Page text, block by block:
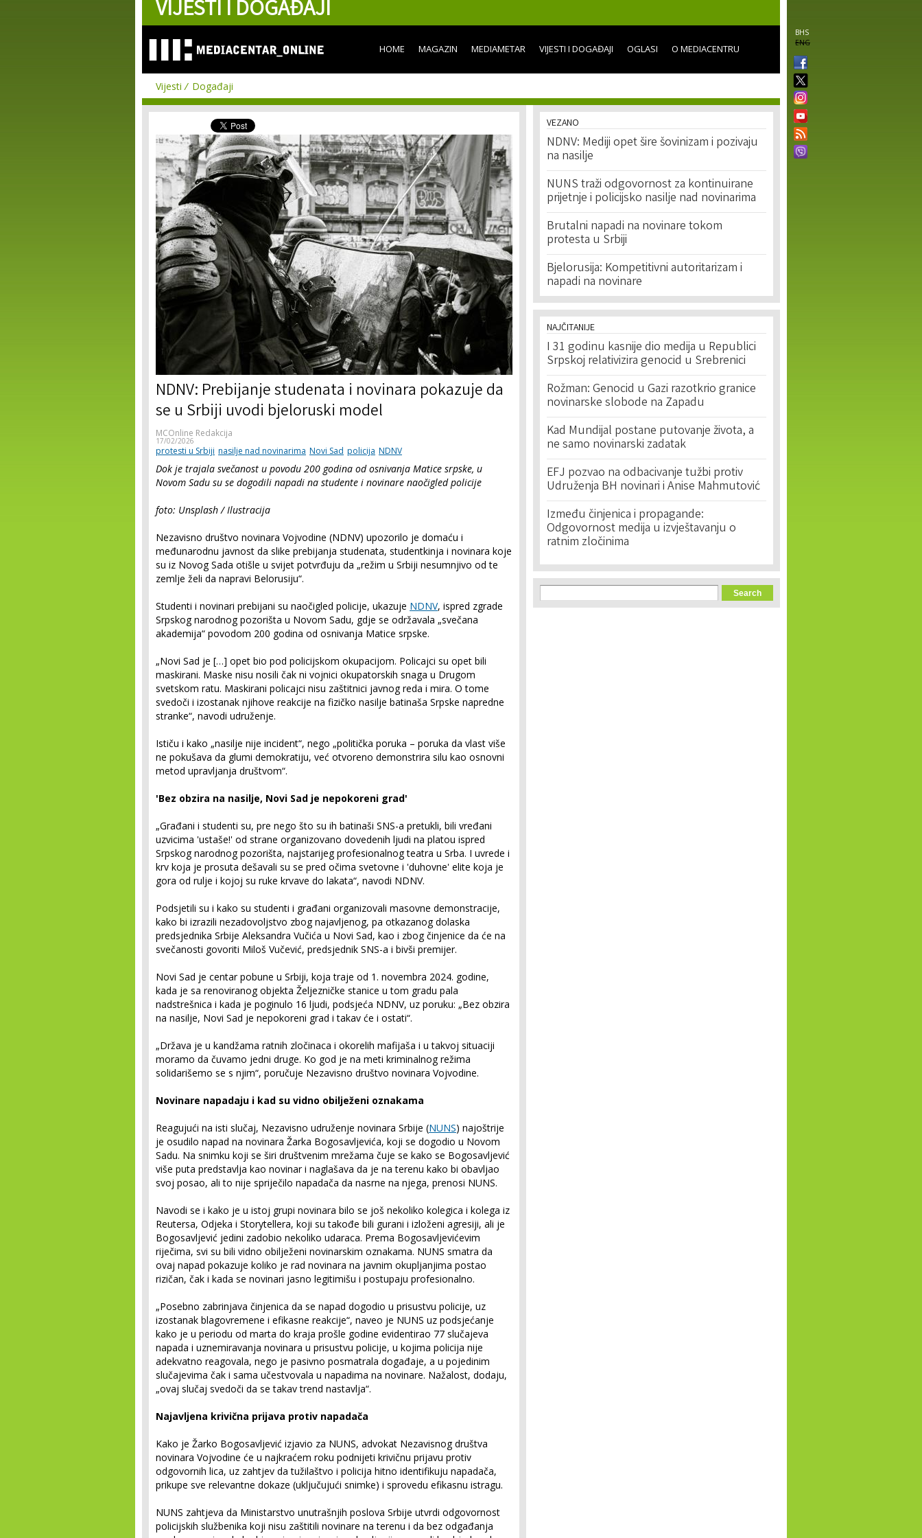
content
VIJESTI I DOGAĐAJI
BHS
ENG
HOME MAGAZIN MEDIAMETAR VIJESTI I DOGAĐAJI OGLASI O MEDIACENTRU
Vijesti Događaji
NDNV: Prebijanje studenata i novinara pokazuje da
se u Srbiji uvodi bjeloruski model
MCOnline Redakcija
17/02/2026
protesti u Srbiji nasilje nad novinarima Novi Sad policija NDNV
Dok je trajala svečanost u povodu 200 godina od osnivanja Matice srpske, u
Novom Sadu su se dogodili napadi na studente i novinare naočigled policije
foto: Unsplash / Ilustracija
Nezavisno društvo novinara Vojvodine (NDNV) upozorilo je domaću i
međunarodnu javnost da slike prebijanja studenata, studentkinja i novinara koje
su iz Novog Sada otišle u svijet potvrđuju da „režim u Srbiji nesumnjivo od te
zemlje želi da napravi Belorusiju“.
Studenti i novinari prebijani su naočigled policije, ukazuje NDNV, ispred zgrade
Srpskog narodnog pozorišta u Novom Sadu, gdje se održavala „svečana
akademija“ povodom 200 godina od osnivanja Matice srpske.
„Novi Sad je […] opet bio pod policijskom okupacijom. Policajci su opet bili
maskirani. Maske nisu nosili čak ni vojnici okupatorskih snaga u Drugom
svetskom ratu. Maskirani policajci nisu zaštitnici javnog reda i mira. O tome
svedoči i izostanak njihove reakcije na fizičko nasilje batinaša Srpske napredne
stranke“, navodi udruženje.
Ističu i kako „nasilje nije incident“, nego „politička poruka – poruka da vlast više
ne pokušava da glumi demokratiju, već otvoreno demonstrira silu kao osnovni
metod upravljanja društvom“.
'Bez obzira na nasilje, Novi Sad je nepokoreni grad'
„Građani i studenti su, pre nego što su ih batinaši SNS-a pretukli, bili vređani
uzvicima 'ustaše!' od strane organizovano dovedenih ljudi na platou ispred
Srpskog narodnog pozorišta, najstarijeg profesionalnog teatra u Srba. I uvrede i
krv koja je prosuta dešavali su se pred očima svetovne i 'duhovne' elite koja je
gora od rulje i kojoj su ruke krvave do lakata“, navodi NDNV.
Podsjetili su i kako su studenti i građani organizovali masovne demonstracije,
kako bi izrazili nezadovoljstvo zbog najavljenog, pa otkazanog dolaska
predsjednika Srbije Aleksandra Vučića u Novi Sad, kao i zbog činjenice da će na
svečanosti govoriti Miloš Vučević, predsjednik SNS-a i bivši premijer.
Novi Sad je centar pobune u Srbiji, koja traje od 1. novembra 2024. godine,
kada je sa renoviranog objekta Željezničke stanice u tom gradu pala
nadstrešnica i kada je poginulo 16 ljudi, podsjeća NDNV, uz poruku: „Bez obzira
na nasilje, Novi Sad je nepokoreni grad i takav će i ostati“.
„Država je u kandžama ratnih zločinaca i okorelih mafijaša i u takvoj situaciji
moramo da čuvamo jedni druge. Ko god je na meti kriminalnog režima
solidarišemo se s njim“, poručuje Nezavisno društvo novinara Vojvodine.
Novinare napadaju i kad su vidno obilježeni oznakama
Reagujući na isti slučaj, Nezavisno udruženje novinara Srbije (NUNS) najoštrije
je osudilo napad na novinara Žarka Bogosavljevića, koji se dogodio u Novom
Sadu. Na snimku koji se širi društvenim mrežama čuje se kako se Bogosavljević
više puta predstavlja kao novinar i naglašava da je na terenu kako bi obavljao
svoj posao, ali to nije spriječilo napadača da nasrne na njega, prenosi NUNS.
Navodi se i kako je u istoj grupi novinara bilo se još nekoliko kolegica i kolega iz
Reutersa, Odjeka i Storytellera, koji su takođe bili gurani i izloženi agresiji, ali je
Bogosavljević jedini zadobio nekoliko udaraca. Prema Bogosavljevićevim
riječima, svi su bili vidno obilježeni novinarskim oznakama. NUNS smatra da
ovaj napad pokazuje koliko je rad novinara na javnim okupljanjima postao
rizičan, čak i kada se novinari jasno legitimišu i postupaju profesionalno.
„Posebno zabrinjava činjenica da se napad dogodio u prisustvu policije, uz
izostanak blagovremene i efikasne reakcije“, naveo je NUNS uz podsjećanje
kako je u periodu od marta do kraja prošle godine evidentirao 77 slučajeva
napada i uznemiravanja novinara u prisustvu policije, u kojima policija nije
adekvatno reagovala, nego je pasivno posmatrala događaje, a u pojedinim
slučajevima čak i sama učestvovala u napadima na novinare. Nažalost, dodaju,
„ovaj slučaj svedoči da se takav trend nastavlja“.
Najavljena krivična prijava protiv napadača
Kako je Žarko Bogosavljević izjavio za NUNS, advokat Nezavisnog društva
novinara Vojvodine će u najkraćem roku podnijeti krivičnu prijavu protiv
odgovornih lica, uz zahtjev da tužilaštvo i policija hitno identifikuju napadača,
prikupe sve relevantne dokaze (uključujući snimke) i sprovedu efikasnu istragu.
NUNS zahtjeva da Ministarstvo unutrašnjih poslova Srbije utvrdi odgovornost
policijskih službenika koji nisu zaštitili novinare na terenu i da bez odgađanja
VEZANO
NDNV: Mediji opet šire šovinizam i pozivaju
na nasilje
NUNS traži odgovornost za kontinuirane
prijetnje i policijsko nasilje nad novinarima
Brutalni napadi na novinare tokom
protesta u Srbiji
Bjelorusija: Kompetitivni autoritarizam i
napadi na novinare
NAJČITANIJE
I 31 godinu kasnije dio medija u Republici
Srpskoj relativizira genocid u Srebrenici
Rožman: Genocid u Gazi razotkrio granice
novinarske slobode na Zapadu
Kad Mundijal postane putovanje života, a
ne samo novinarski zadatak
EFJ pozvao na odbacivanje tužbi protiv
Udruženja BH novinari i Anise Mahmutović
Između činjenica i propagande:
Odgovornost medija u izvještavanju o
ratnim zločinima
Search form
Search